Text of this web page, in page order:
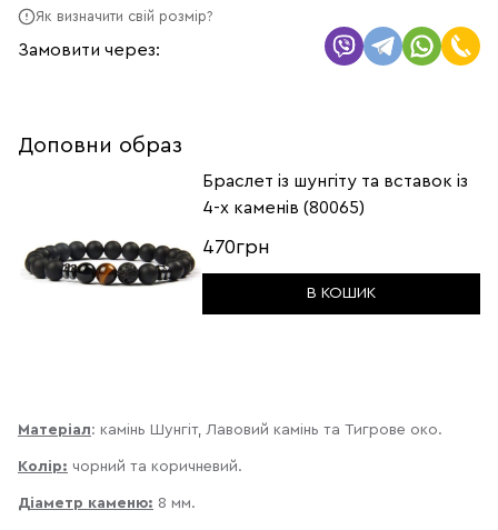
Як визначити свій розмір?
Замовити через:
Доповни образ
Браслет із шунгіту та вставок із
4-х каменів (80065)
470грн
В КОШИК
Матеріал: камінь Шунгіт, Лавовий камінь та Тигрове око.
Колір: чорний та коричневий.
Діаметр каменю: 8 мм.